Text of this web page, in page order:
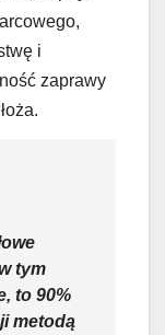
i
zaprawy
tym
to 90%
metodą